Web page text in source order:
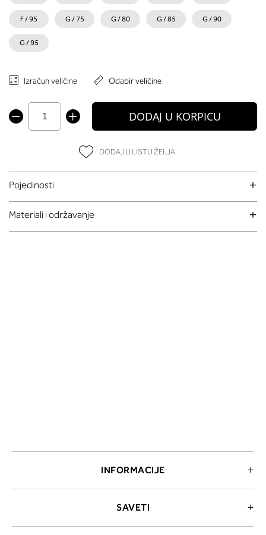
F / 95 G / 75 G / 80 G / 85 G / 90
G / 95
Izračun veličine Odabir veličine
DODAJ U KORPICU
DODAJ U LISTU ŽELJA
Pojedinosti
Materiali i održavanje
INFORMACIJE
SAVETI